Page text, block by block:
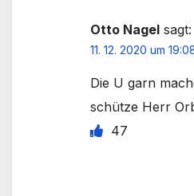
Otto Nagel sagt:
11. 12. 2020 um
Die U garn
schütze Herr
47